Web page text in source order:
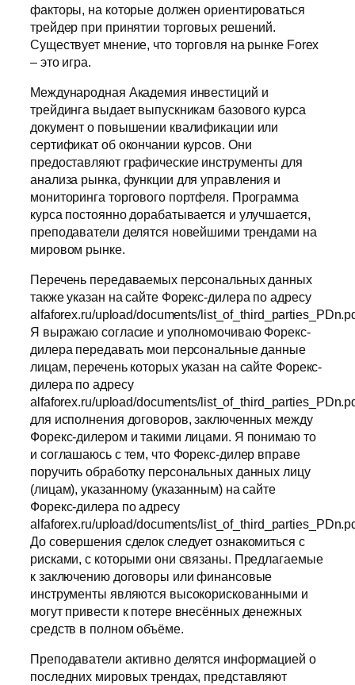
факторы, на которые должен ориентироваться
трейдер при принятии торговых решений.
Существует мнение, что торговля на рынке Forex
– это игра.
Международная Академия инвестиций и
трейдинга выдает выпускникам базового курса
документ о повышении квалификации или
сертификат об окончании курсов. Они
предоставляют графические инструменты для
анализа рынка, функции для управления и
мониторинга торгового портфеля. Программа
курса постоянно дорабатывается и улучшается,
преподаватели делятся новейшими трендами на
мировом рынке.
Перечень передаваемых персональных данных
также указан на сайте Форекс-дилера по адресу
alfaforex.ru/upload/documents/
Я выражаю согласие и уполномочиваю Форекс-
дилера передавать мои персональные данные
лицам, перечень которых указан на сайте Форекс-
дилера по адресу
alfaforex.ru/upload/documents/
для исполнения договоров, заключенных между
Форекс-дилером и такими лицами. Я понимаю то
и соглашаюсь с тем, что Форекс-дилер вправе
поручить обработку персональных данных лицу
(лицам), указанному (указанным) на сайте
Форекс-дилера по адресу
alfaforex.ru/upload/documents/
До совершения сделок следует ознакомиться с
рисками, с которыми они связаны. Предлагаемые
к заключению договоры или финансовые
инструменты являются высокорискованными и
могут привести к потере внесённых денежных
средств в полном объёме.
Преподаватели активно делятся информацией о
последних мировых трендах, представляют